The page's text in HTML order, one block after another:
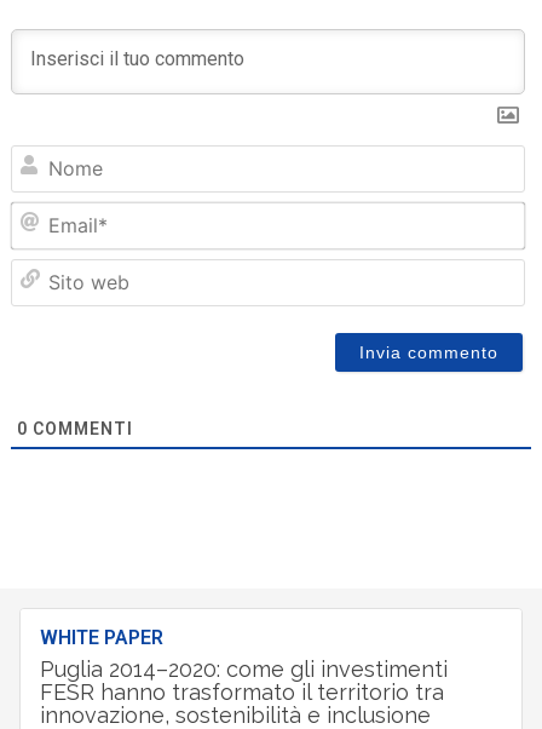
0 COMMENTI
WHITE PAPER
Puglia 2014–2020: come gli investimenti
FESR hanno trasformato il territorio tra
innovazione, sostenibilità e inclusione